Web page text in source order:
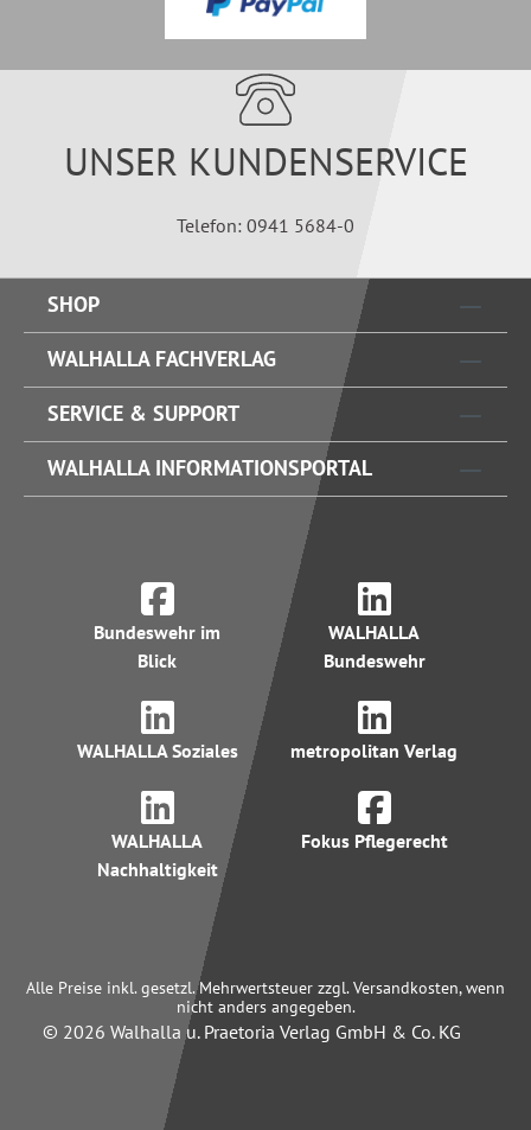
UNSER KUNDENSERVICE
Telefon: 0941 5684-0
SHOP
WALHALLA FACHVERLAG
SERVICE & SUPPORT
WALHALLA INFORMATIONSPORTAL
Bundeswehr im
Blick
WALHALLA
Bundeswehr
WALHALLA Soziales metropolitan Verlag
WALHALLA
Nachhaltigkeit
Fokus Pflegerecht
Alle Preise inkl. gesetzl. Mehrwertsteuer zzgl. Versandkosten, wenn
nicht anders angegeben.
© 2026 Walhalla u. Praetoria Verlag GmbH & Co. KG